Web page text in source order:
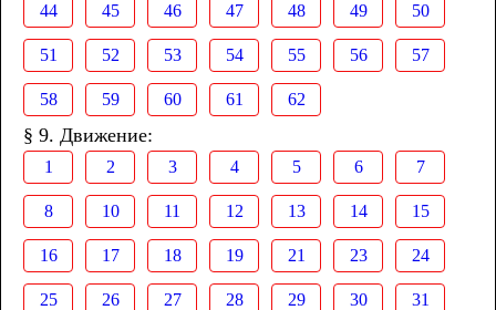
44 45 46 47 48 49 50
51 52 53 54 55 56 57
58 59 60 61 62
§ 9. Движение:
1 2 3 4 5 6 7
8 10 11 12 13 14 15
16 17 18 19 21 23 24
25 26 27 28 29 30 31